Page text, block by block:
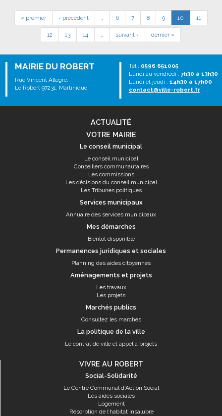
« premier ‹ précédent … 6 7 8 9 10 11
12 13 14 … suivant › dernier »
MAIRIE DU ROBERT
Rue Vincent Allègre,
Le Robert 97231, Martinique
Tél : 0596 651005
Lundi au vendredi : 7h30 à 13h30
Lundi et jeudi : 14h30 à 17h00
contact@ville-robert.fr
ACTUALITÉ
VOTRE MAIRIE
Le conseil municipal
Le conseil municipal
Conseillers communautaires
Les commissions
Les décisions du conseil municipal
Les Tribunes politiques
Services municipaux
Annuaire des services municipaux
Mes démarches
Bientôt disponible
Permanences juridiques et sociales
Planning des aides citoyennes
Aménagements et projets
Les travaux
Les projets
Marchés publics
Consultez les marchés
La politique de la ville
Le contrat de ville et appel à projets
VIVRE AU ROBERT
Social-Solidarité
Le Centre Communal d'Action Social
Les aides sociales
Logement
Résorption de l’habitat insalubre